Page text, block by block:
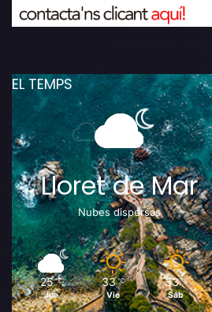
EL TEMPS
Lloret de Mar
Nubes dispersas
25 ℃
Jue
33 ℃
Vie
33 ℃
Sáb